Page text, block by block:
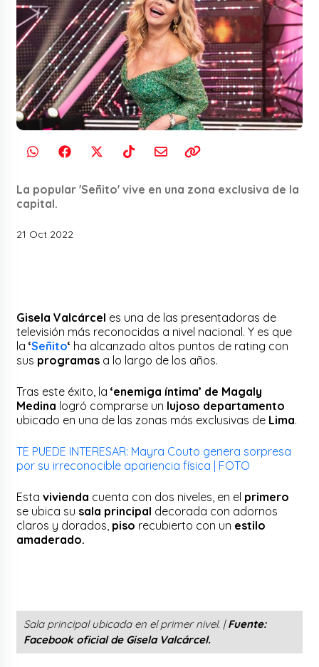
La popular 'Señito' vive en una zona exclusiva de la
capital.
21 Oct 2022
Gisela Valcárcel es una de las presentadoras de
televisión más reconocidas a nivel nacional. Y es que
la‘Señito‘ ha alcanzado altos puntos de rating con
sus programas a lo largo de los años.
Tras este éxito, la ‘enemiga íntima’ de Magaly
Medina logró comprarse un lujoso departamento
ubicado en una de las zonas más exclusivas de Lima.
TE PUEDE INTERESAR: Mayra Couto genera sorpresa
por su irreconocible apariencia física | FOTO
Estavivienda cuenta con dos niveles, en el primero
se ubica su sala principal decorada con adornos
claros y dorados, piso recubierto con un estilo
amaderado.
Sala principal ubicada en el primer nivel. |Fuente:
Facebook oficial de Gisela Valcárcel.